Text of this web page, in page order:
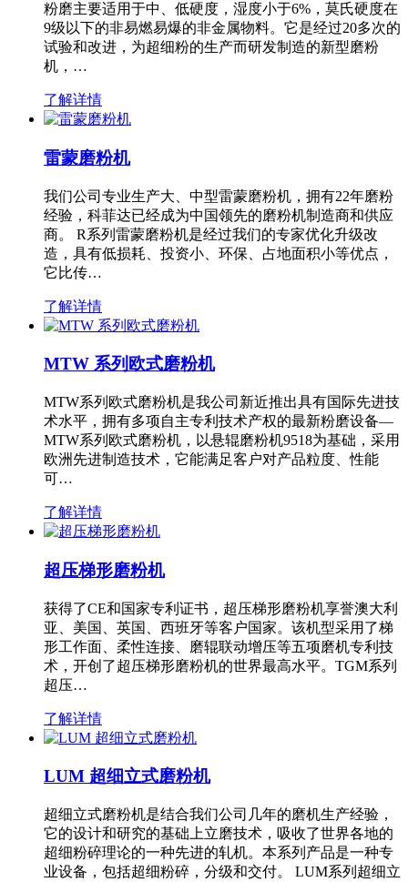
粉磨主要适用于中、低硬度，湿度小于6%，莫氏硬度在
9级以下的非易燃易爆的非金属物料。它是经过20多次的
试验和改进，为超细粉的生产而研发制造的新型磨粉
机，…
了解详情
雷蒙磨粉机
我们公司专业生产大、中型雷蒙磨粉机，拥有22年磨粉
经验，科菲达已经成为中国领先的磨粉机制造商和供应
商。 R系列雷蒙磨粉机是经过我们的专家优化升级改
造，具有低损耗、投资小、环保、占地面积小等优点，
它比传…
了解详情
MTW 系列欧式磨粉机
MTW系列欧式磨粉机是我公司新近推出具有国际先进技
术水平，拥有多项自主专利技术产权的最新粉磨设备—
MTW系列欧式磨粉机，以悬辊磨粉机9518为基础，采用
欧洲先进制造技术，它能满足客户对产品粒度、性能
可…
了解详情
超压梯形磨粉机
获得了CE和国家专利证书，超压梯形磨粉机享誉澳大利
亚、美国、英国、西班牙等客户国家。该机型采用了梯
形工作面、柔性连接、磨辊联动增压等五项磨机专利技
术，开创了超压梯形磨粉机的世界最高水平。TGM系列
超压…
了解详情
LUM 超细立式磨粉机
超细立式磨粉机是结合我们公司几年的磨机生产经验，
它的设计和研究的基础上立磨技术，吸收了世界各地的
超细粉碎理论的一种先进的轧机。本系列产品是一种专
业设备，包括超细粉碎，分级和交付。 LUM系列超细立